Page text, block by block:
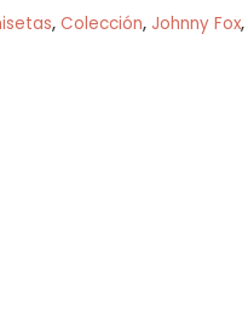
, Colección, Johnny Fox,